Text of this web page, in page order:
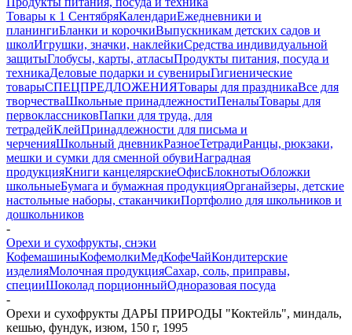
Товары к 1 СентябряКалендариЕжедневники и
планингиБланки и корочкиВыпускникам детских садов и
школИгрушки, значки, наклейкиСредства индивидуальной
защитыГлобусы, карты, атласыПродукты питания, посуда и
техникаДеловые подарки и сувенирыГигиенические
товарыСПЕЦПРЕДЛОЖЕНИЯТовары для праздникаВсе для
творчестваШкольные принадлежностиПеналыТовары для
первоклассниковПапки для труда, для
тетрадейКлейПринадлежности для письма и
черченияШкольный дневникРазноеТетрадиРанцы, рюкзаки,
мешки и сумки для сменной обувиНаградная
продукцияКниги канцелярскиеОфисБлокнотыОбложки
школьныеБумага и бумажная продукцияОрганайзеры, детские
настольные наборы, стаканчикиПортфолио для школьников и
дошкольников
-
Орехи и сухофрукты, снэки
КофемашиныКофемолкиМедКофеЧайКондитерские
изделияМолочная продукцияСахар, соль, приправы,
специиШоколад порционныйОдноразовая посуда
-
Орехи и сухофрукты ДАРЫ ПРИРОДЫ "Коктейль", миндаль,
кешью, фундук, изюм, 150 г, 1995